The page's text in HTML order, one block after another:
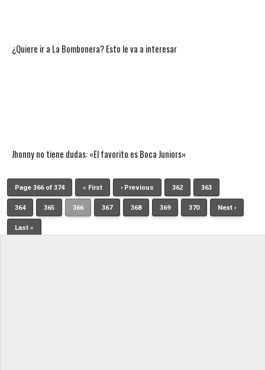
¿Quiere ir a La Bombonera? Esto le va a interesar
Jhonny no tiene dudas: «El favorito es Boca Juniors»
Page 366 of 374 « First ‹ Previous 362 363
364 365 366 367 368 369 370 Next ›
Last »